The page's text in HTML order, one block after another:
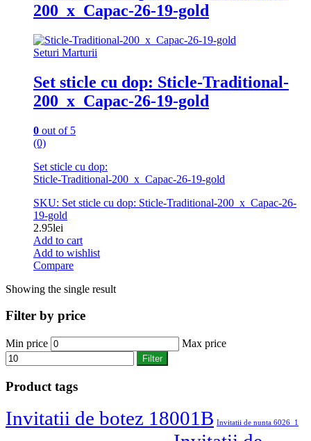
200_x_Capac-26-19-gold
Seturi Marturii
Set sticle cu dop: Sticle-Traditional-
200_x_Capac-26-19-gold
0 out of 5
(0)
Set sticle cu dop:
Sticle-Traditional-200_x_Capac-26-19-gold
SKU: Set sticle cu dop: Sticle-Traditional-200_x_Capac-26-
19-gold
2.95lei
Add to cart
Add to wishlist
Compare
Showing the single result
Filter by price
Min price Max price
Filter
Product tags
Invitatii de botez 18001B Invitatii de nunta 6026_1